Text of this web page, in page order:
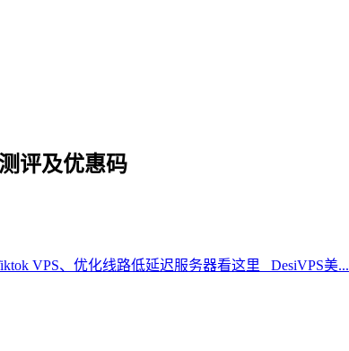
评及优惠码
VPS、优化线路低延迟服务器看这里 DesiVPS美...